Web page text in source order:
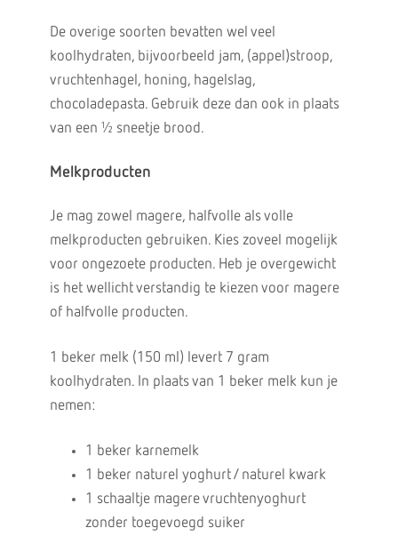
De overige soorten bevatten wel veel
koolhydraten, bijvoorbeeld jam, (appel)stroop,
vruchtenhagel, honing, hagelslag,
chocoladepasta. Gebruik deze dan ook in plaats
van een ½ sneetje brood.
Melkproducten
Je mag zowel magere, halfvolle als volle
melkproducten gebruiken. Kies zoveel mogelijk
voor ongezoete producten. Heb je overgewicht
is het wellicht verstandig te kiezen voor magere
of halfvolle producten.
1 beker melk (150 ml) levert 7 gram
koolhydraten. In plaats van 1 beker melk kun je
nemen:
1 beker karnemelk
1 beker naturel yoghurt / naturel kwark
1 schaaltje magere vruchtenyoghurt
zonder toegevoegd suiker